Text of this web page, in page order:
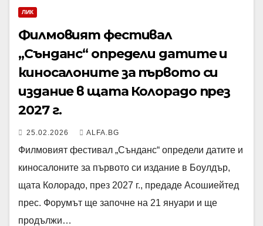
ЛИК
Филмовият фестивал
„Сънданс“ определи датите и
киносалоните за първото си
издание в щата Колорадо през
2027 г.
25.02.2026 ALFA.BG
Филмовият фестивал „Сънданс“ определи датите и
киносалоните за първото си издание в Боулдър,
щата Колорадо, през 2027 г., предаде Асошиейтед
прес. Форумът ще започне на 21 януари и ще
продължи…